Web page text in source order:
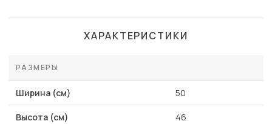
ХАРАКТЕРИСТИКИ
РАЗМЕРЫ
Ширина (см) 50
Высота (см) 46